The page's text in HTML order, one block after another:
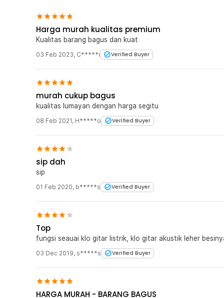
1 x Set Sekrup dan Fischer
Harga murah kualitas premium
Kualitas barang bagus dan kuat
03 Feb 2023, C*****i Verified Buyer
murah cukup bagus
kualitas lumayan dengan harga segitu
08 Feb 2021, H*****o Verified Buyer
sip dah
sip
01 Feb 2020, b*****s Verified Buyer
Top
fungsi seauai klo gitar listrik, klo gitar akustik leher
03 Dec 2019, s*****s Verified Buyer
HARGA MURAH - BARANG BAGUS